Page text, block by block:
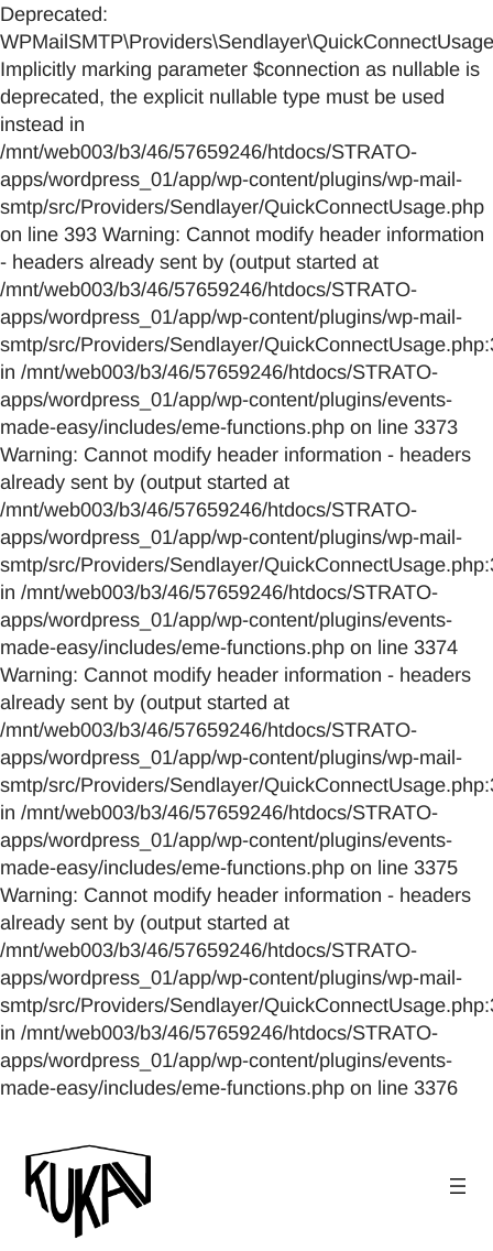
Deprecated:
Implicitly marking parameter $connection as nullable is
deprecated, the explicit nullable type must be used
instead in
/mnt/web003/b3/46/57659246/htdocs/STRATO-
apps/wordpress_01/app/wp-content/plugins/wp-mail-
smtp/src/Providers/Sendlayer/QuickConnectUsage.php
on line 393 Warning: Cannot modify header information
- headers already sent by (output started at
/mnt/web003/b3/46/57659246/htdocs/STRATO-
apps/wordpress_01/app/wp-content/plugins/wp-mail-
smtp/src/Providers/Sendlayer/
in /mnt/web003/b3/46/57659246/htdocs/STRATO-
apps/wordpress_01/app/wp-content/plugins/events-
made-easy/includes/eme-functions.php on line 3373
Warning: Cannot modify header information - headers
already sent by (output started at
/mnt/web003/b3/46/57659246/htdocs/STRATO-
apps/wordpress_01/app/wp-content/plugins/wp-mail-
smtp/src/Providers/Sendlayer/
in /mnt/web003/b3/46/57659246/htdocs/STRATO-
apps/wordpress_01/app/wp-content/plugins/events-
made-easy/includes/eme-functions.php on line 3374
Warning: Cannot modify header information - headers
already sent by (output started at
/mnt/web003/b3/46/57659246/htdocs/STRATO-
apps/wordpress_01/app/wp-content/plugins/wp-mail-
smtp/src/Providers/Sendlayer/
in /mnt/web003/b3/46/57659246/htdocs/STRATO-
apps/wordpress_01/app/wp-content/plugins/events-
made-easy/includes/eme-functions.php on line 3375
Warning: Cannot modify header information - headers
already sent by (output started at
/mnt/web003/b3/46/57659246/htdocs/STRATO-
apps/wordpress_01/app/wp-content/plugins/wp-mail-
smtp/src/Providers/Sendlayer/
in /mnt/web003/b3/46/57659246/htdocs/STRATO-
apps/wordpress_01/app/wp-content/plugins/events-
made-easy/includes/eme-functions.php on line 3376